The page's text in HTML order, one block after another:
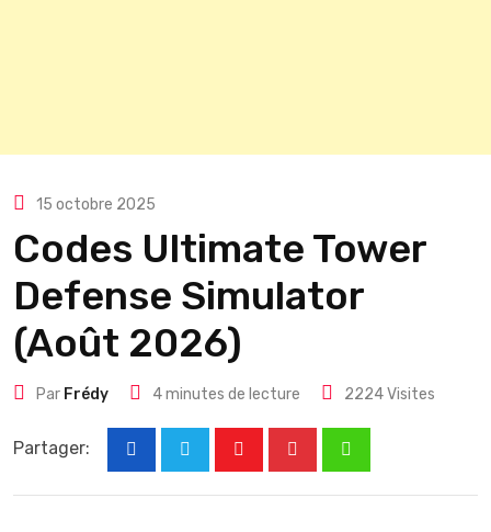
15 octobre 2025
Codes Ultimate Tower
Defense Simulator
(Août 2026)
Par Frédy 4 minutes de lecture 2224Visites
Partager: